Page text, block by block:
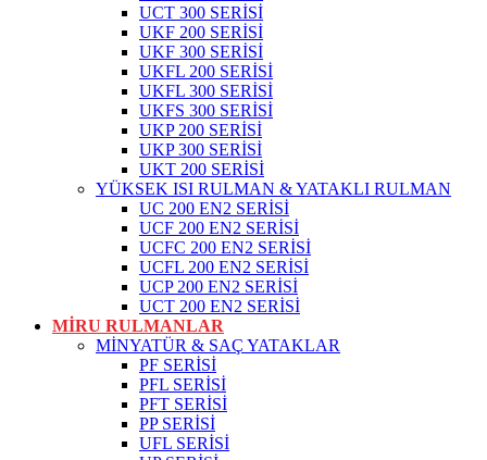
UCT 300 SERİSİ
UKF 200 SERİSİ
UKF 300 SERİSİ
UKFL 200 SERİSİ
UKFL 300 SERİSİ
UKFS 300 SERİSİ
UKP 200 SERİSİ
UKP 300 SERİSİ
UKT 200 SERİSİ
YÜKSEK ISI RULMAN & YATAKLI RULMAN
UC 200 EN2 SERİSİ
UCF 200 EN2 SERİSİ
UCFC 200 EN2 SERİSİ
UCFL 200 EN2 SERİSİ
UCP 200 EN2 SERİSİ
UCT 200 EN2 SERİSİ
MİRU RULMANLAR
MİNYATÜR & SAÇ YATAKLAR
PF SERİSİ
PFL SERİSİ
PFT SERİSİ
PP SERİSİ
UFL SERİSİ